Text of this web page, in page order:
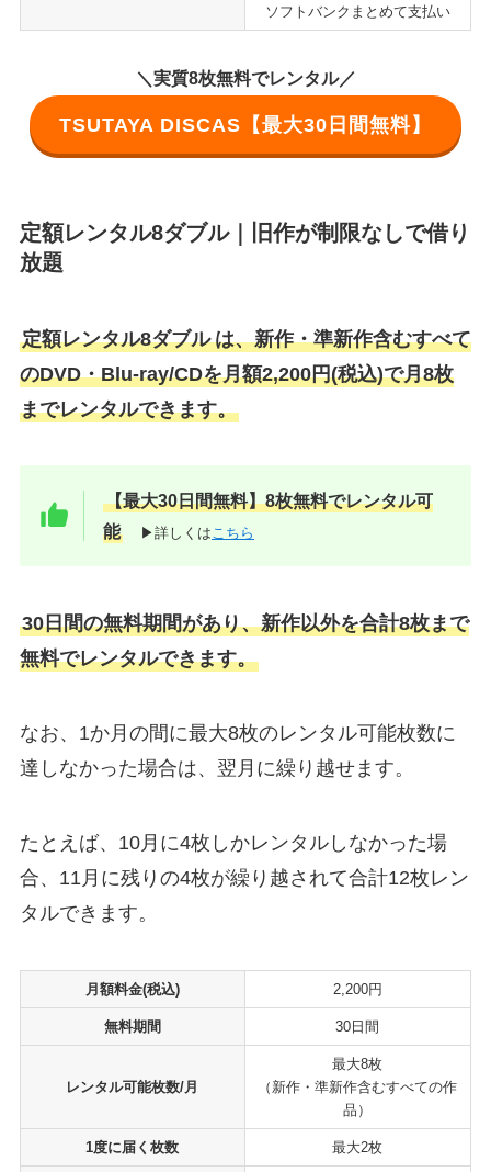
ソフトバンクまとめて支払い
＼実質8枚無料でレンタル／
TSUTAYA DISCAS【最大30日間無料】
定額レンタル8ダブル｜旧作が制限なしで借り
放題
定額レンタル8ダブル は、新作・準新作含むすべて
のDVD・Blu-ray/CDを月額2,200円(税込)で月8枚
までレンタルできます。
【最大30日間無料】8枚無料でレンタル可
能
▶詳しくはこちら
30日間の無料期間があり、新作以外を合計8枚まで
無料でレンタルできます。
なお、1か月の間に最大8枚のレンタル可能枚数に
達しなかった場合は、翌月に繰り越せます。
たとえば、10月に4枚しかレンタルしなかった場
合、11月に残りの4枚が繰り越されて合計12枚レン
タルできます。
月額料金(税込) 2,200円
無料期間 30日間
レンタル可能枚数/月
最大8枚
（新作・準新作含むすべての作
品）
1度に届く枚数 最大2枚